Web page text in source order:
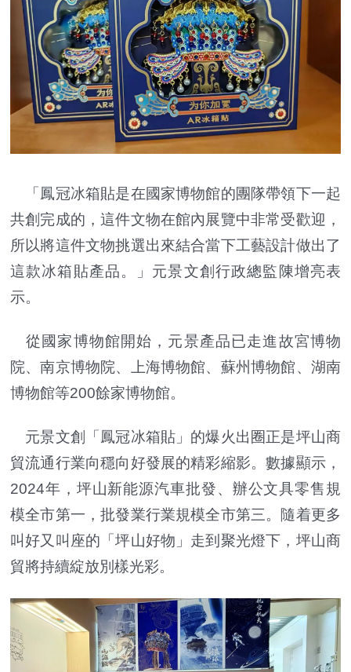
「鳳冠冰箱貼是在國家博物館的團隊帶領下一起
共創完成的，這件文物在館內展覽中非常受歡迎，
所以將這件文物挑選出來結合當下工藝設計做出了
這款冰箱貼產品。」元景文創行政總監陳增亮表
示。
從國家博物館開始，元景產品已走進故宮博物
院、南京博物院、上海博物館、蘇州博物館、湖南
博物館等200餘家博物館。
元景文創「鳳冠冰箱貼」的爆火出圈正是坪山商
貿流通行業向穩向好發展的精彩縮影。數據顯示，
2024年，坪山新能源汽車批發、辦公文具零售規
模全市第一，批發業行業規模全市第三。隨着更多
叫好又叫座的「坪山好物」走到聚光燈下，坪山商
貿將持續綻放別樣光彩。